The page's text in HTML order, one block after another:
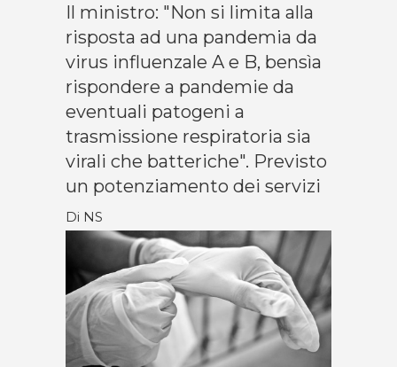
Il ministro: "Non si limita alla
risposta ad una pandemia da
virus influenzale A e B, bensìa
rispondere a pandemie da
eventuali patogeni a
trasmissione respiratoria sia
virali che batteriche". Previsto
un potenziamento dei servizi
Di NS